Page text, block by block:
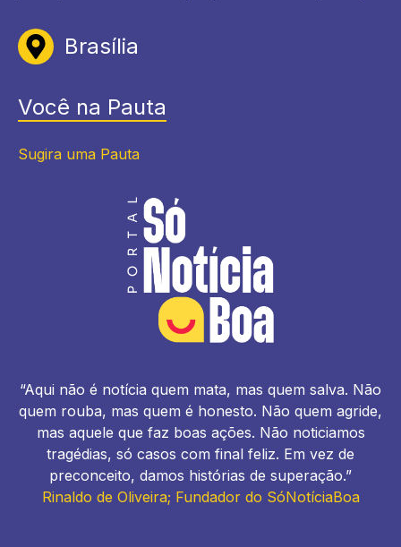
Brasília
Você na Pauta
Sugira uma Pauta
“Aqui não é notícia quem mata, mas quem salva. Não
quem rouba, mas quem é honesto. Não quem agride,
mas aquele que faz boas ações. Não noticiamos
tragédias, só casos com final feliz. Em vez de
preconceito, damos histórias de superação.”
Rinaldo de Oliveira; Fundador do SóNotíciaBoa